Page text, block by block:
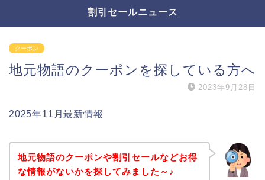
割引セールニュース
クーポン
地元物語のクーポンを探している方へ
2023年9月28日
2025年11月最新情報
地元物語のクーポンや割引セールなどお得
な情報がないかを探してみました～♪